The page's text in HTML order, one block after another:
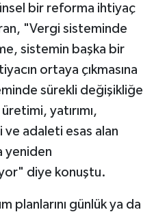
bir reforma ihtiyaç
"Vergi sisteminde
sistemin başka bir
ortaya çıkmasına
sürekli değişikliğe
yatırımı,
ve adaleti esas alan
yeniden
diye konuştu.
planlarını günlük ya da